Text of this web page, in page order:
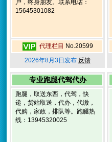
户，终身朋友。联系电话：
15645301082
代理栏目 No.20599
2026年8月3日发布 反馈
专业跑腿代驾代办
跑腿，取送东西，代驾，快
递，货站取送，代办，代缴，
代购，家政，排队等。跑腿热
线：13945320025